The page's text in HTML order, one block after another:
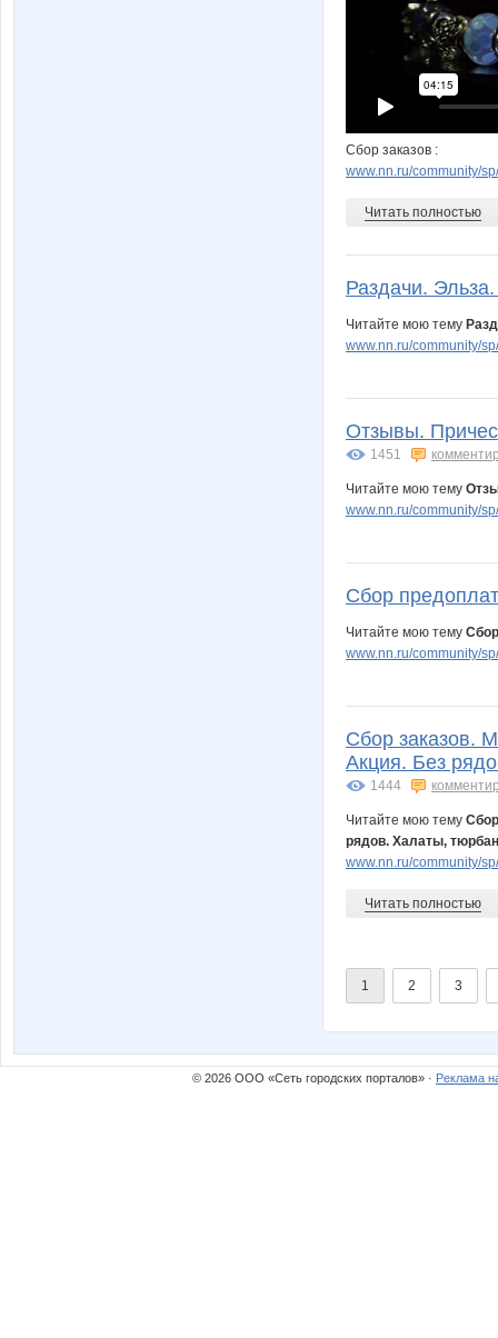
Сбор заказов :
www.nn.ru/community/
Читать полностью
Раздачи.
Читайте мою тему
www.nn.ru/community/
Отзывы.
1451
Читайте мою тему
www.nn.ru/community/
Сбор
Читайте мою тему
www.nn.ru/community/
Сбор заказов.
Акция. Без
1444
Читайте мою тему
рядов. Халаты,
www.nn.ru/community/
Читать полностью
1 2 3
© 2026 ООО «Сеть городских порталов» · Реклама